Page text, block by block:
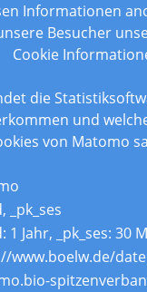
Informationen
Besucher
Cookie
die
und
von Matomo
_pk_ses
1 Jahr, _pk_ses: 30
www.boelw.de/